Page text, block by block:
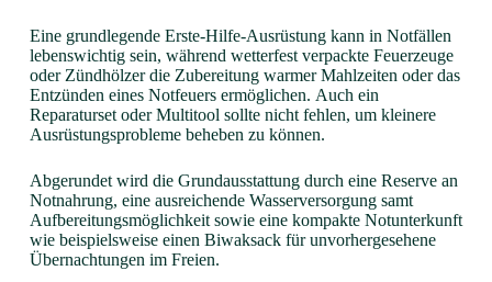
Eine grundlegende Erste-Hilfe-Ausrüstung kann in Notfällen
lebenswichtig sein, während wetterfest verpackte Feuerzeuge
oder Zündhölzer die Zubereitung warmer Mahlzeiten oder das
Entzünden eines Notfeuers ermöglichen. Auch ein
Reparaturset oder Multitool sollte nicht fehlen, um kleinere
Ausrüstungsprobleme beheben zu können.
Abgerundet wird die Grundausstattung durch eine Reserve an
Notnahrung, eine ausreichende Wasserversorgung samt
Aufbereitungsmöglichkeit sowie eine kompakte Notunterkunft
wie beispielsweise einen Biwaksack für unvorhergesehene
Übernachtungen im Freien.